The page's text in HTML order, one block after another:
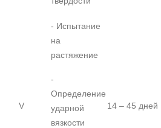
V
- Испытание
на
растяжение
-
Определение
ударной
вязкости
14 – 45 дней